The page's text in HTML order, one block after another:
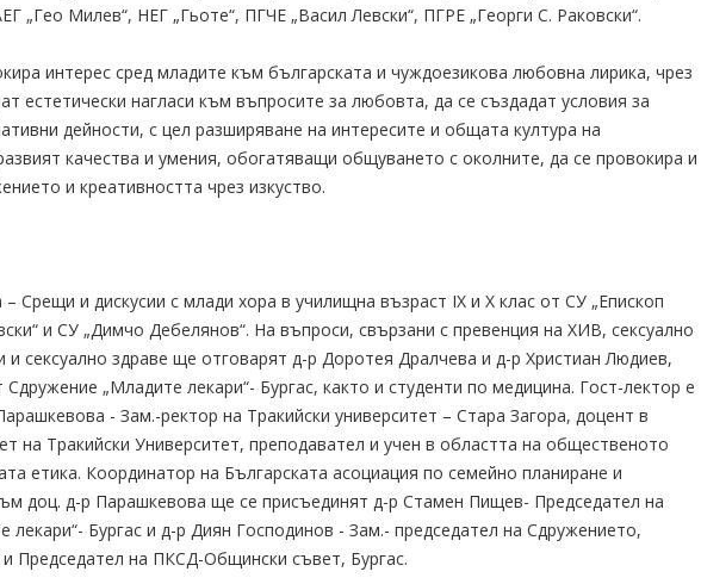
„Гео Милев“, НЕГ „Гьоте“, ПГЧЕ „Васил Левски“, ПГРЕ „Георги С. Раковски“.
интерес сред младите към българската и чуждоезикова любовна лирика, чрез
естетически нагласи към въпросите за любовта, да се създадат условия за
дейности, с цел разширяване на интересите и общата култура на
качества и умения, обогатяващи общуването с околните, да се провокира и
и креативността чрез изкуство.
– Срещи и дискусии с млади хора в училищна възраст IX и X клас от СУ „Епископ
и СУ „Димчо Дебелянов“. На въпроси, свързани с превенция на ХИВ, сексуално
и сексуално здраве ще отговарят д-р Доротея Дралчева и д-р Христиан Людиев,
Сдружение „Младите лекари“- Бургас, както и студенти по медицина. Гост-лектор е
- Зам.-ректор на Тракийски университет – Стара Загора, доцент в
на Тракийски Университет, преподавател и учен в областта на общественото
етика. Координатор на Българската асоциация по семейно планиране и
доц. д-р Парашкевова ще се присъединят д-р Стамен Пищев- Председател на
лекари“- Бургас и д-р Диян Господинов - Зам.- председател на Сдружението,
Председател на ПКСД-Общински съвет, Бургас.